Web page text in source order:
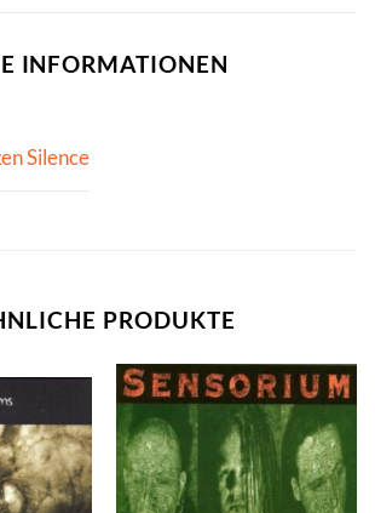
INFORMATIONEN
Silence
PRODUKTE